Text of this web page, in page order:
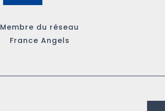
Membre du réseau
France Angels